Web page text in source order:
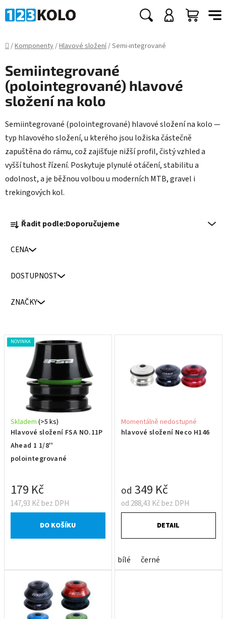
na
Hledat
Domů
/Komponenty/Hlavové složení/Semi-integrované
Semiintegrované
(polointegrované) hlavové
složení na kolo
Semiintegrované (polointegrované) hlavové složení na kolo —
typ hlavového složení, u kterého jsou ložiska částečně
zapuštěna do rámu, což zajišťuje nižší profil, čistý vzhled a
vyšší tuhost řízení. Poskytuje plynulé otáčení, stabilitu a
odolnost, a je běžnou volbou u moderních MTB, gravel i
trekingových kol.
a
e
n
d
u
Řadit podle:Doporučujeme
CENA
DOSTUPNOST
ZNAČKY
V
o
d
u
ů
NOVINKA
Hlavové složení FSA NO.11P
Ahead 1 1/8''
polointegrované
Skladem (>5 ks)
147,93 Kč bez DPH
179 Kč
DO KOŠÍKU
hlavové složení Neco H146
Momentálně nedostupné
od 288,43 Kč bez DPH
od 349 Kč
DETAIL
bílé černé